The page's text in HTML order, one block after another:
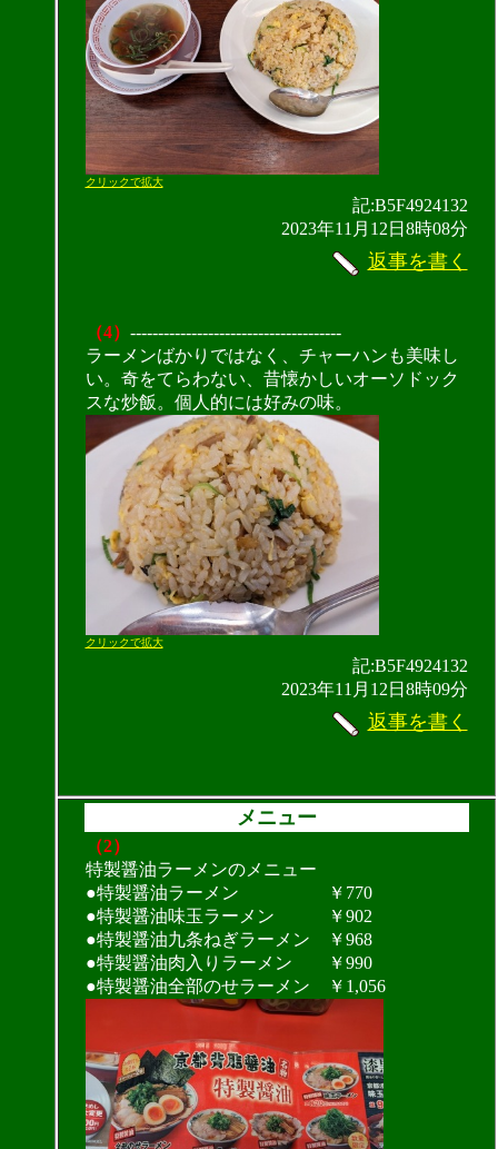
クリックで拡大
記:B5F4924132
2023年11月12日8時08分
返事を書く
（4） --------------------------------------
ラーメンばかりではなく、チャーハンも美味し
い。奇をてらわない、昔懐かしいオーソドック
スな炒飯。個人的には好みの味。
クリックで拡大
記:B5F4924132
2023年11月12日8時09分
返事を書く
メニュー
（2）
特製醤油ラーメンのメニュー
●特製醤油ラーメン ￥770
●特製醤油味玉ラーメン ￥902
●特製醤油九条ねぎラーメン ￥968
●特製醤油肉入りラーメン ￥990
●特製醤油全部のせラーメン ￥1,056